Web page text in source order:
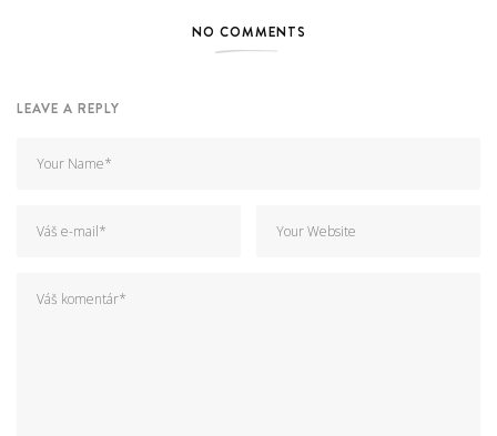
NO COMMENTS
LEAVE A REPLY